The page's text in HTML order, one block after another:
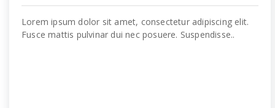
Lorem ipsum dolor sit amet, consectetur adipiscing elit.
Fusce mattis pulvinar dui nec posuere. Suspendisse..